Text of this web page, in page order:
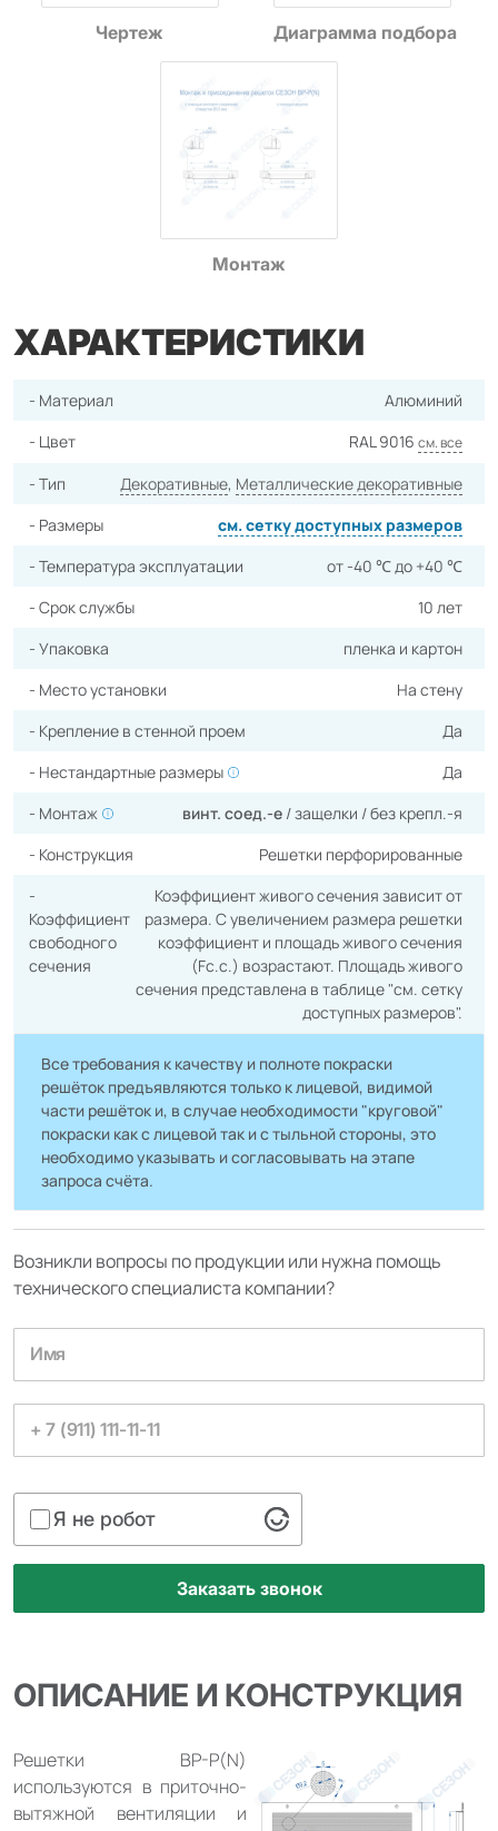
Чертеж Диаграмма подбора
Монтаж
ХАРАКТЕРИСТИКИ
- Материал
Алюминий
- Цвет
RAL 9016 см. все
- Тип Декоративные, Металлические декоративные
- Размеры
cм. сетку доступных размеров
- Температура эксплуатации
от -40 ℃ до +40 ℃
- Срок службы
10 лет
- Упаковка
пленка и картон
- Место установки
На стену
- Крепление в стенной проем
Да
- Нестандартные размеры
Да
- Монтаж
винт. соед.-е /защелки /без крепл.-я
- Конструкция
Решетки перфорированные
-
Коэффициент
свободного
сечения
Коэффициент живого сечения зависит от
размера. С увеличением размера решетки
коэффициент и площадь живого сечения
(Fc.c.) возрастают. Площадь живого
сечения представлена в таблице "cм. сетку
доступных размеров".
Все требования к качеству и полноте покраски
решёток предъявляются только к лицевой, видимой
части решёток и, в случае необходимости "круговой"
покраски как с лицевой так и с тыльной стороны, это
необходимо указывать и согласовывать на этапе
запроса счёта.
Возникли вопросы по продукции или нужна помощь
технического специалиста компании?
Я не робот
ОПИСАНИЕ И КОНСТРУКЦИЯ
Решетки ВР-Р(N)
используются в приточно-
вытяжной вентиляции и